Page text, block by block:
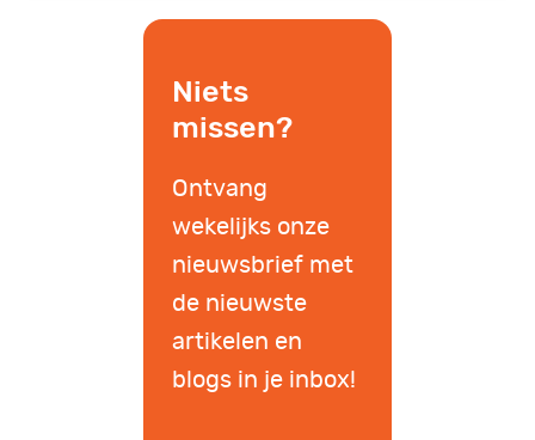
Niets
missen?
Ontvang
wekelijks onze
nieuwsbrief met
de nieuwste
artikelen en
blogs in je inbox!